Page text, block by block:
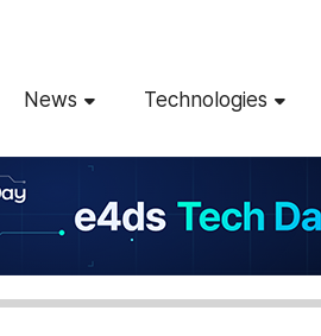
News Technologies